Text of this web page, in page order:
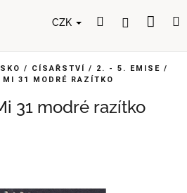
CZK HledatPřihlášení
/ CÍSAŘSTVÍ / 2. - 5. EMISE /
MI 31 MODRÉ RAZÍTKO
31 modré razítko